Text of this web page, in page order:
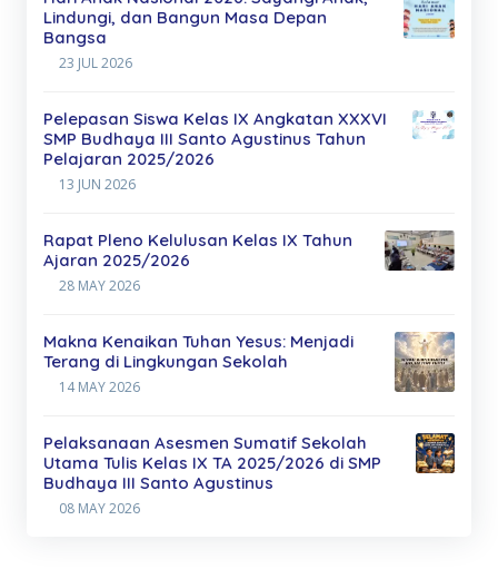
Lindungi, dan Bangun Masa Depan
Bangsa
23 JUL 2026
Pelepasan Siswa Kelas IX Angkatan XXXVI
SMP Budhaya III Santo Agustinus Tahun
Pelajaran 2025/2026
13 JUN 2026
Rapat Pleno Kelulusan Kelas IX Tahun
Ajaran 2025/2026
28 MAY 2026
Makna Kenaikan Tuhan Yesus: Menjadi
Terang di Lingkungan Sekolah
14 MAY 2026
Pelaksanaan Asesmen Sumatif Sekolah
Utama Tulis Kelas IX TA 2025/2026 di SMP
Budhaya III Santo Agustinus
08 MAY 2026